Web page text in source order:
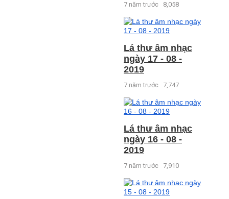
7 năm trước 8,058
Lá thư âm nhạc
ngày 17 - 08 -
2019
7 năm trước 7,747
Lá thư âm nhạc
ngày 16 - 08 -
2019
7 năm trước 7,910